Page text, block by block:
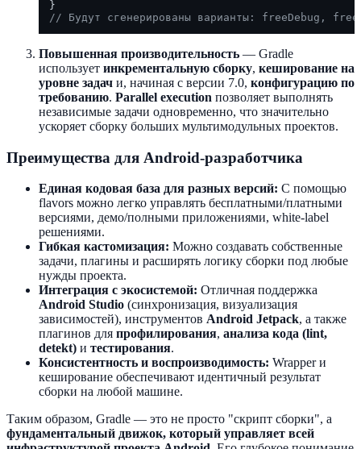
// Будут сгенерированы варианты: freeDebug,
Повышенная производительность — Gradle
использует инкрементальную сборку, кеширование на
уровне задач и, начиная с версии 7.0, конфигурацию по
требованию. Parallel execution позволяет выполнять
независимые задачи одновременно, что значительно
ускоряет сборку больших мультимодульных проектов.
Преимущества для Android-разработчика
Единая кодовая база для разных версий: С помощью
flavors можно легко управлять бесплатными/платными
версиями, демо/полными приложениями, white-label
решениями.
Гибкая кастомизация: Можно создавать собственные
задачи, плагины и расширять логику сборки под любые
нужды проекта.
Интеграция с экосистемой: Отличная поддержка
Android Studio (синхронизация, визуализация
зависимостей), инструментов Android Jetpack, а также
плагинов для профилирования, анализа кода (lint,
detekt) и тестирования.
Консистентность и воспроизводимость: Wrapper и
кеширование обеспечивают идентичный результат
сборки на любой машине.
Таким образом, Gradle — это не просто "скрипт сборки", а
фундаментальный движок, который управляет всей